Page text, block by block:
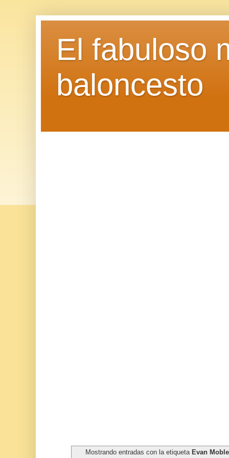
El fabuloso
baloncesto
Mostrando entradas con la etiqueta Evan